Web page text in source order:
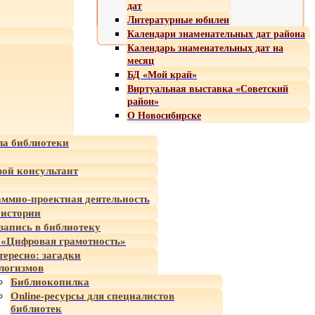
дат
Литературные юбилеи
Календари знаменательных дат района
Календарь знаменательных дат на
месяц
БД «Мой край»
Виртуальная выставка «Советский
район»
О Новосибирске
библиотеки
консультант
проектная деятельность
в библиотеку
грамотность»
загадки
Библиокопилка
Online-ресурсы для специалистов
библиотек